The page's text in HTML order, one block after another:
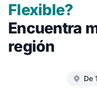
Flexible?
Encuentra
región
De